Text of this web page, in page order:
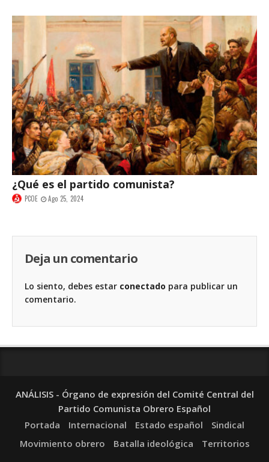
¿Qué es el partido comunista?
PCOE Ago 25, 2024
Deja un comentario
Lo siento, debes estar conectado para publicar un
comentario.
ANÁLISIS - Órgano de expresión del Comité Central del
Partido Comunista Obrero Español
Portada
Internacional Estado español
Sindical
Movimiento obrero
Batalla ideológica Territorios